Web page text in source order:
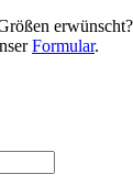
Formular.